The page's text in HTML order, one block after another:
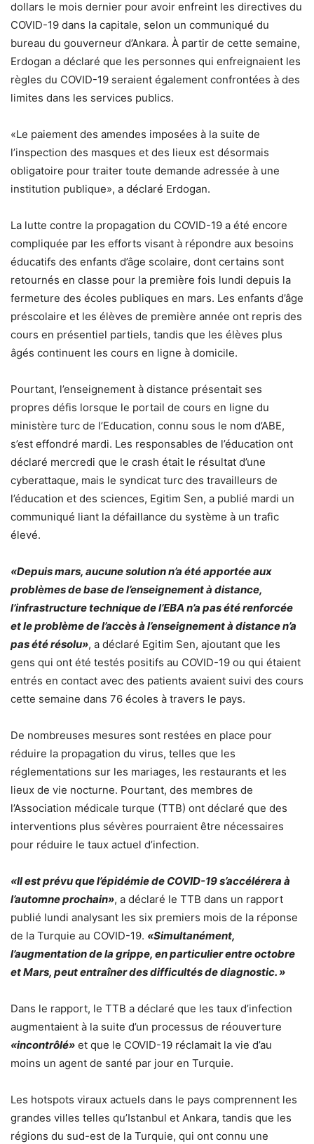
dollars le mois dernier pour avoir enfreint les directives du
COVID-19 dans la capitale, selon un communiqué du
bureau du gouverneur d’Ankara. À partir de cette semaine,
Erdogan a déclaré que les personnes qui enfreignaient les
règles du COVID-19 seraient également confrontées à des
limites dans les services publics.
«Le paiement des amendes imposées à la suite de
l’inspection des masques et des lieux est désormais
obligatoire pour traiter toute demande adressée à une
institution publique», a déclaré Erdogan.
La lutte contre la propagation du COVID-19 a été encore
compliquée par les efforts visant à répondre aux besoins
éducatifs des enfants d’âge scolaire, dont certains sont
retournés en classe pour la première fois lundi depuis la
fermeture des écoles publiques en mars. Les enfants d’âge
préscolaire et les élèves de première année ont repris des
cours en présentiel partiels, tandis que les élèves plus
âgés continuent les cours en ligne à domicile.
Pourtant, l’enseignement à distance présentait ses
propres défis lorsque le portail de cours en ligne du
ministère turc de l’Education, connu sous le nom d’ABE,
s’est effondré mardi. Les responsables de l’éducation ont
déclaré mercredi que le crash était le résultat d’une
cyberattaque, mais le syndicat turc des travailleurs de
l’éducation et des sciences, Egitim Sen, a publié mardi un
communiqué liant la défaillance du système à un trafic
élevé.
«Depuis mars, aucune solution n’a été apportée aux
problèmes de base de l’enseignement à distance,
l’infrastructure technique de l’EBA n’a pas été renforcée
et le problème de l’accès à l’enseignement à distance n’a
pas été résolu», a déclaré Egitim Sen, ajoutant que les
gens qui ont été testés positifs au COVID-19 ou qui étaient
entrés en contact avec des patients avaient suivi des cours
cette semaine dans 76 écoles à travers le pays.
De nombreuses mesures sont restées en place pour
réduire la propagation du virus, telles que les
réglementations sur les mariages, les restaurants et les
lieux de vie nocturne. Pourtant, des membres de
l’Association médicale turque (TTB) ont déclaré que des
interventions plus sévères pourraient être nécessaires
pour réduire le taux actuel d’infection.
«Il est prévu que l’épidémie de COVID-19 s’accélérera à
l’automne prochain», a déclaré le TTB dans un rapport
publié lundi analysant les six premiers mois de la réponse
de la Turquie au COVID-19. «Simultanément,
l’augmentation de la grippe, en particulier entre octobre
et Mars, peut entraîner des difficultés de diagnostic. »
Dans le rapport, le TTB a déclaré que les taux d’infection
augmentaient à la suite d’un processus de réouverture
«incontrôlé» et que le COVID-19 réclamait la vie d’au
moins un agent de santé par jour en Turquie.
Les hotspots viraux actuels dans le pays comprennent les
grandes villes telles qu’Istanbul et Ankara, tandis que les
régions du sud-est de la Turquie, qui ont connu une